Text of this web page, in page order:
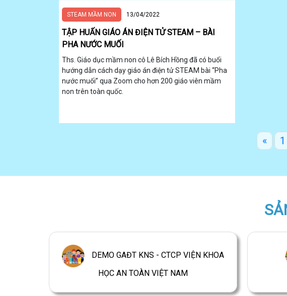
STEAM MẦM NON 13/04/2022
TẬP HUẤN GIÁO ÁN ĐIỆN TỬ STEAM – BÀI
PHA NƯỚC MUỐI
Ths. Giáo dục mầm non cô Lê Bích Hồng đã có buổi
hướng dẫn cách dạy giáo án điện tử STEAM bài “Pha
nước muối” qua Zoom cho hơn 200 giáo viên mầm
non trên toàn quốc.
« 1
DEMO GAĐT KNS - CTCP VIỆN KHOA
HỌC AN TOÀN VIỆT NAM